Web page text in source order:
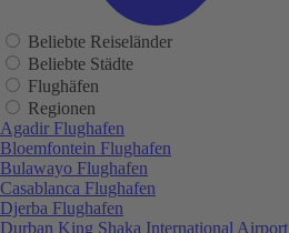
Beliebte Reiseländer
Beliebte Städte
Flughäfen
Regionen
Agadir Flughafen
Bloemfontein Flughafen
Bulawayo Flughafen
Casablanca Flughafen
Djerba Flughafen
Durban King Shaka International Airport